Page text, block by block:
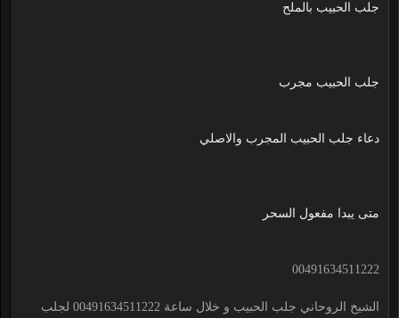
جلب الحبيب بالملح
جلب الحبيب مجرب
دعاء جلب الحبيب المجرب والاصلي
متى يبدا مفعول السحر
00491634511222
الشيخ الروحاني جلب الحبيب و خلال ساعة 00491634511222 لجلب